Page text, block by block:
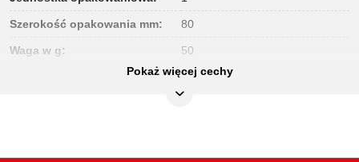
Szerokość opakowania mm: 80
Waga w g: 50
Wysokość opakowania mm: 35
Ø w mm²: 7,5
Pokaż więcej cechy